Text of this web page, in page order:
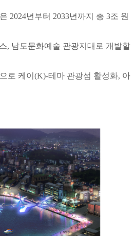
2024년부터 2033년까지 총 3조 원
, 남도문화예술 관광지대로 개발할
로 케이(K)-테마 관광섬 활성화, 아